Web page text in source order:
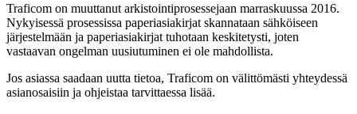
Traficom on muuttanut arkistointiprosessejaan marraskuussa 2016.
Nykyisessä prosessissa paperiasiakirjat skannataan sähköiseen
järjestelmään ja paperiasiakirjat tuhotaan keskitetysti, joten
vastaavan ongelman uusiutuminen ei ole mahdollista.
Jos asiassa saadaan uutta tietoa, Traficom on välittömästi yhteydessä
asianosaisiin ja ohjeistaa tarvittaessa lisää.